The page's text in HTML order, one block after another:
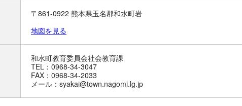
〒861-0922 熊本県玉名郡和水町岩
地図を見る
和水町教育委員会社会教育課
TEL：0968-34-3047
FAX：0968-34-2033
メール：syakai@town.nagomi.lg.jp